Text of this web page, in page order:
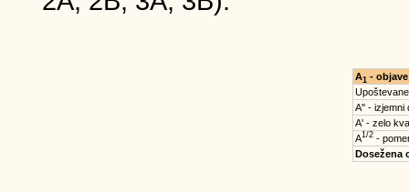
A1 - objave
A'' - izjemni
A' - zelo
A1/2-
Dosežena